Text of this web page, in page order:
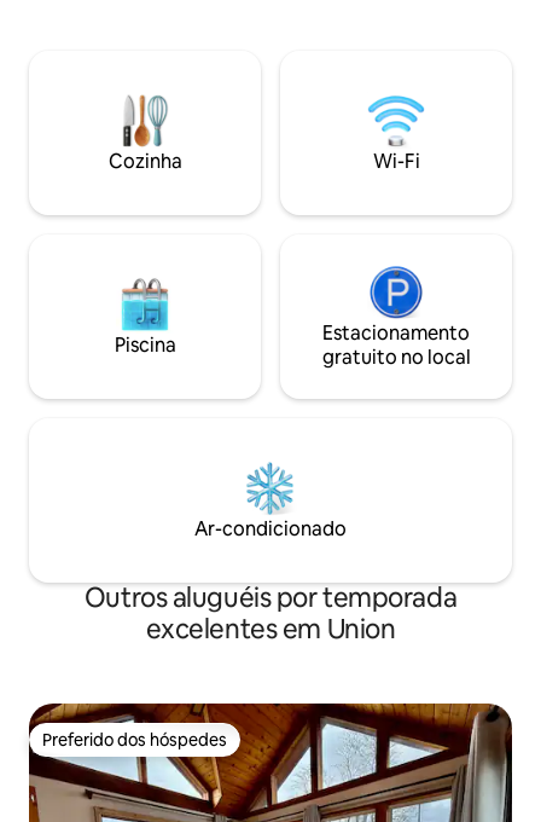
todo o ano. Saboreie vinhos sob as
estrelas ou relaxe com estilo em
ambientes internos. Crie memórias
duradouras no The Dome: seu refúgio
livre pessoal com
confortáveis
Entrada para
do lado de fora
Cozinha Wi-Fi
Piscina
Estacionamento
gratuito no local
Ar-condicionado
Outros aluguéis por temporada
excelentes em Union
Preferido dos hóspedes
Preferido dos hóspedes